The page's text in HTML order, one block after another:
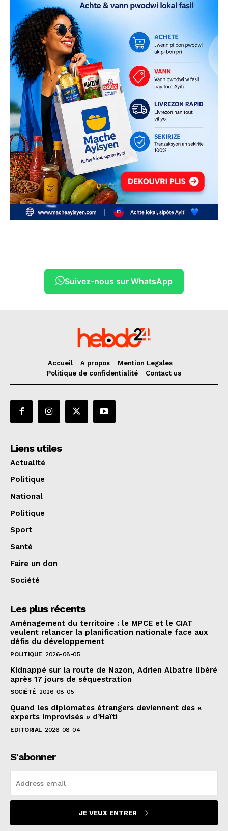
Suivez-nous sur WhatsApp
Accueil A propos
Mention Legales
Politique de confidentialité
Contact us
Liens utiles
Actualité
Politique
National
Politique
Sport
Santé
Faire un don
Société
Les plus récents
Aménagement du territoire : le MPCE et le CIAT
veulent relancer la planification nationale face aux
défis du développement
POLITIQUE 2026-08-05
Kidnappé sur la route de Nazon, Adrien Albatre libéré
après 17 jours de séquestration
SOCIÉTÉ 2026-08-05
Quand les diplomates étrangers deviennent des «
experts improvisés » d’Haïti
EDITORIAL 2026-08-04
S'abonner
JE VEUX ENTRER